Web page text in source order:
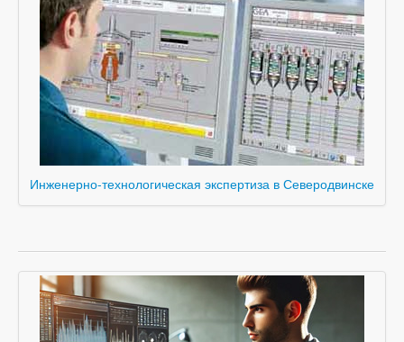
Инженерно-технологическая экспертиза в Северодвинске